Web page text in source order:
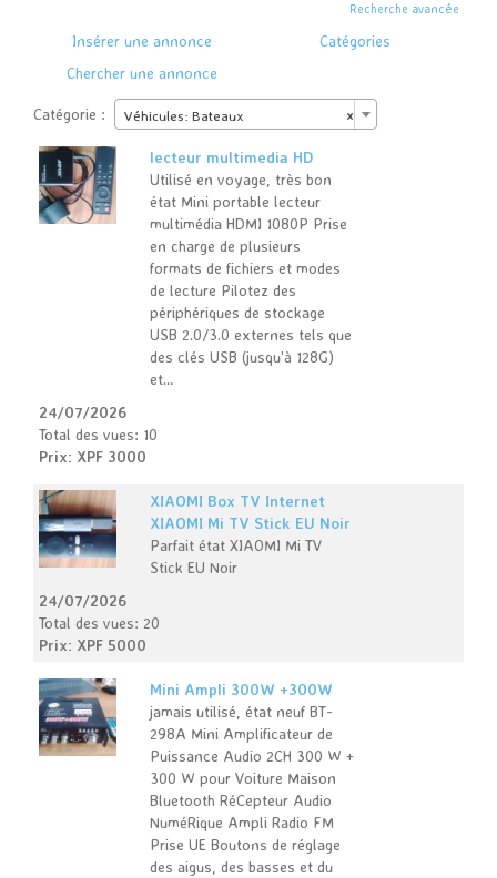
Recherche avancée
Insérer une annonce
Catégories
Chercher une annonce
Catégorie : ×
Véhicules: Bateaux
lecteur multimedia HD
Utilisé en voyage, très bon
état Mini portable lecteur
multimédia HDMI 1080P Prise
en charge de plusieurs
formats de fichiers et modes
de lecture Pilotez des
périphériques de stockage
USB 2.0/3.0 externes tels que
des clés USB (jusqu'à 128G)
et…
24/07/2026
Total des vues: 10
Prix: XPF 3000
XIAOMI Box TV Internet
XIAOMI Mi TV Stick EU Noir
Parfait état XIAOMI Mi TV
Stick EU Noir
24/07/2026
Total des vues: 20
Prix: XPF 5000
Mini Ampli 300W +300W
jamais utilisé, état neuf BT-
298A Mini Amplificateur de
Puissance Audio 2CH 300 W +
300 W pour Voiture Maison
Bluetooth RéCepteur Audio
NuméRique Ampli Radio FM
Prise UE Boutons de réglage
des aigus, des basses et du